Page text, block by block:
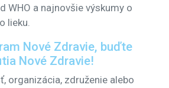
WHO a najnovšie výskumy o
lieku.
Nové Zdravie, buďte
Nové Zdravie!
organizácia, združenie alebo